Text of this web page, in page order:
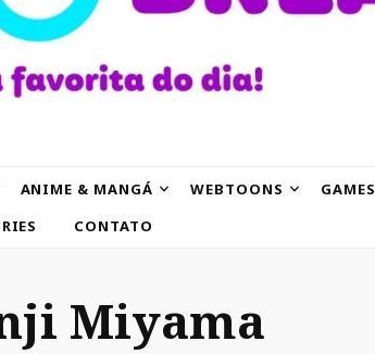
ANIME & MANGÁ WEBTOONS GAMES
CONTATO
Miyama